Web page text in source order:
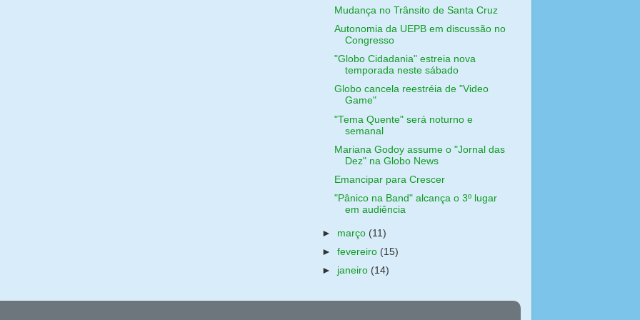
Mudança no Trânsito de Santa Cruz
Autonomia da UEPB em discussão no
Congresso
"Globo Cidadania" estreia nova
temporada neste sábado
Globo cancela reestréia de "Video
Game"
"Tema Quente" será noturno e
semanal
Mariana Godoy assume o "Jornal das
Dez" na Globo News
Emancipar para Crescer
"Pânico na Band" alcança o 3º lugar
em audiência
► março (11)
►fevereiro (15)
► janeiro (14)